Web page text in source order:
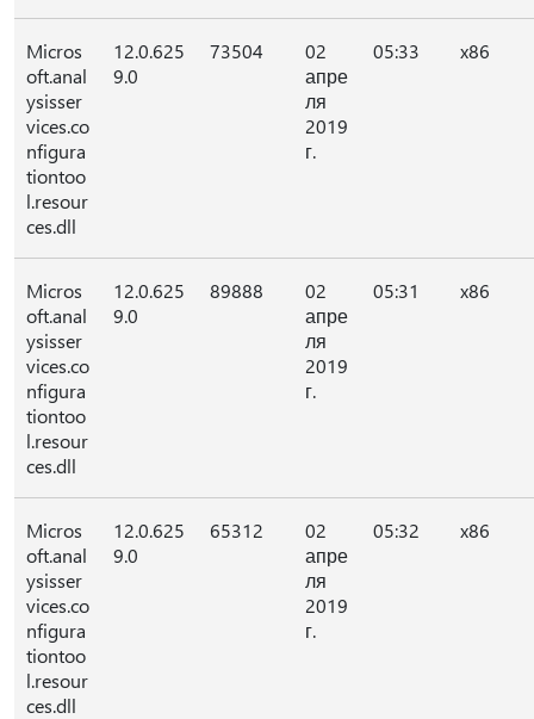
Micros
oft.anal
ysisser
vices.co
nfigura
tiontoo
l.resour
ces.dll
12.0.625
9.0
73504
02
апре
ля
2019
г.
05:33 x86
Micros
oft.anal
ysisser
vices.co
nfigura
tiontoo
l.resour
ces.dll
12.0.625
9.0
89888
02
апре
ля
2019
г.
05:31 x86
Micros
oft.anal
ysisser
vices.co
nfigura
tiontoo
l.resour
ces.dll
12.0.625
9.0
65312
02
апре
ля
2019
г.
05:32 x86